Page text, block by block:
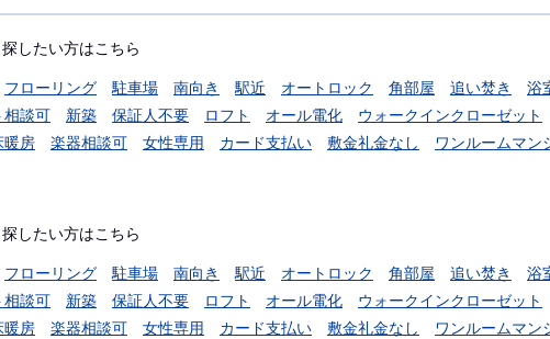
したい方はこちら
フローリング 駐車場 南向き 駅近 オートロック 角部屋 追い焚き
浴
相談可 新築 保証人不要 ロフト オール電化 ウォークインクローゼット
暖房 楽器相談可 女性専用 カード支払い 敷金礼金なし
ワンルームマン
したい方はこちら
フローリング 駐車場 南向き 駅近 オートロック 角部屋 追い焚き
浴
相談可 新築 保証人不要 ロフト オール電化 ウォークインクローゼット
暖房 楽器相談可 女性専用 カード支払い 敷金礼金なし
ワンルームマン